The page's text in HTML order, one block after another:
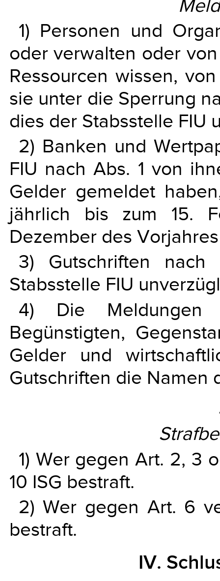
1) Personen und
oder verwalten oder
Ressourcen wissen,
sie unter die Sperrung
dies der Stabsstelle FIU
2) Banken und
FIU nach Abs. 1 von
Gelder gemeldet
jährlich bis zum 15.
Dezember des
3) Gutschriften
Stabsstelle FIU
4) Die
Begünstigten,
Gelder und
Gutschriften die Namen
1) Wer gegen Art. 2, 3
10 ISG bestraft.
2) Wer gegen Art. 6
bestraft.
IV.